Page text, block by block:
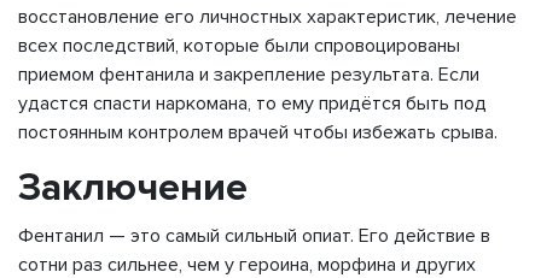
восстановление его личностных характеристик, лечение
всех последствий, которые были спровоцированы
приемом фентанила и закрепление результата. Если
удастся спасти наркомана, то ему придётся быть под
постоянным контролем врачей чтобы избежать срыва.
Заключение
Фентанил — это самый сильный опиат. Его действие в
сотни раз сильнее, чем у героина, морфина и других